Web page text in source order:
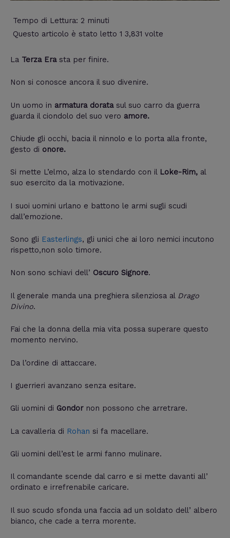
Tempo di Lettura: 2 minuti
Questo articolo è stato letto 1 3,831 volte
La Terza Erasta per finire.
Non si conosce ancora il suo divenire.
Un uomo in armatura doratasul suo carro da guerra
guarda il ciondolo del suo vero amore.
Chiude gli occhi, bacia il ninnolo e lo porta alla fronte,
gesto di onore.
Si mette L’elmo, alza lo stendardo con il Loke-Rim, al
suo esercito da la motivazione.
I suoi uomini urlano e battono le armi sugli scudi
dall’emozione.
Sono gli Easterlings, gli unici che ai loro nemici incutono
rispetto,non solo timore.
Non sono schiavi dell’ Oscuro Signore.
Il generale manda una preghiera silenziosa al Drago
Divino.
Fai che la donna della mia vita possa superare questo
momento nervino.
Da l’ordine di attaccare.
I guerrieri avanzano senza esitare.
Gli uomini di Gondornon possono che arretrare.
La cavalleria di Rohan si fa macellare.
Gli uomini dell’est le armi fanno mulinare.
Il comandante scende dal carro e si mette davanti all’
ordinato e irrefrenabile caricare.
Il suo scudo sfonda una faccia ad un soldato dell’ albero
bianco, che cade a terra morente.